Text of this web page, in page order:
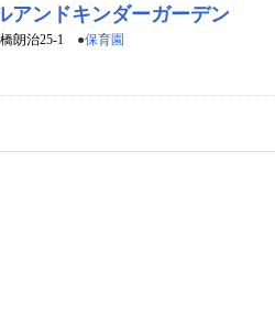
アンドキンダーガーデン
朗治25-1 ●保育園